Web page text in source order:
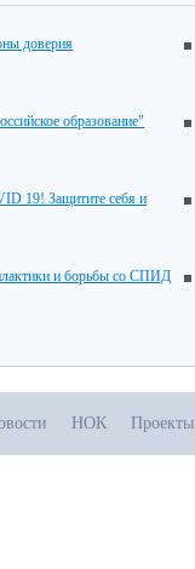
доверия
образование"
19! Защитите себя и
и борьбы со СПИД
НОК Проекты